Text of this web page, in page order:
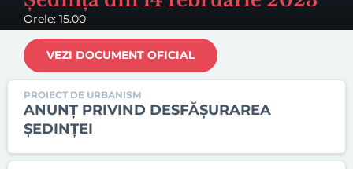
Orele: 15.00
VEZI DOCUMENT OFICIAL
PROIECT DE URBANISM
ANUNȚ PRIVIND DESFĂȘURAREA
ȘEDINȚEI